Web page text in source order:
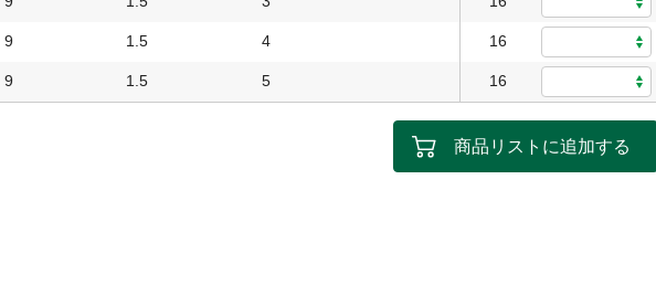
9 1.5 4 16
9 1.5 5 16
商品リストに追加する